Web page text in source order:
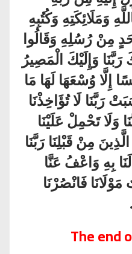
وَمَلَائِكَتِهِ وَكُتُبِهِ
مِنْ رُسُلِهِ وَقَالُوا
وَإِلَيْكَ الْمَصِيرُ
إِلَّا وُسْعَهَا لَهَا مَا
رَبَّنَا لَا تُؤَاخِذْنَا
وَلَا تَحْمِلْ عَلَيْنَا
مِنْ قَبْلِنَا رَبَّنَا
بِهِ وَاعْفُ عَنَّا
مَوْلَانَا فَانْصُرْنَا
The end